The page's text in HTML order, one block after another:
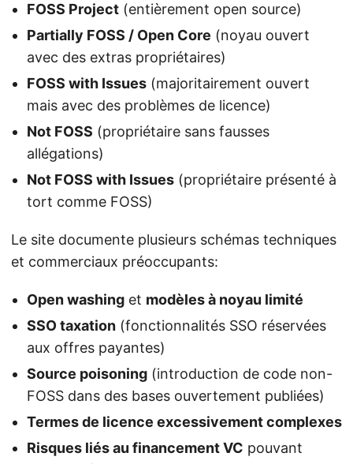
FOSS Project (entièrement open source)
Partially FOSS / Open Core (noyau ouvert
avec des extras propriétaires)
FOSS with Issues (majoritairement ouvert
mais avec des problèmes de licence)
Not FOSS (propriétaire sans fausses
allégations)
Not FOSS with Issues (propriétaire présenté à
tort comme FOSS)
Le site documente plusieurs schémas techniques
et commerciaux préoccupants:
Open washing et modèles à noyau limité
SSO taxation (fonctionnalités SSO réservées
aux offres payantes)
Source poisoning (introduction de code non-
FOSS dans des bases ouvertement publiées)
Termes de licence excessivement complexes
Risques liés au financement VC pouvant